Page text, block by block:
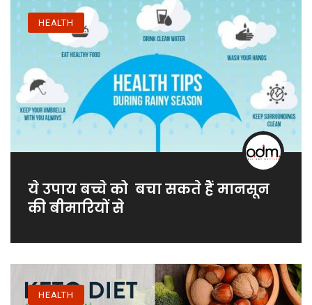
HEALTH
ये उपाय बच्चे को बचा सकते हैं मानसून
की बीमारियों से
HEALTH